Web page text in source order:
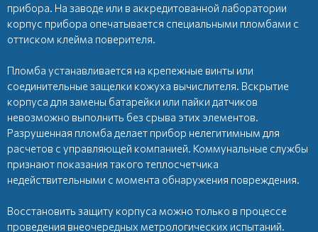
прибора. На заводе или в аккредитованной лаборатории
корпус прибора опечатывается специальными пломбами с
оттиском клейма поверителя.
Пломба устанавливается на крепежные винты или
соединительные защелки кожуха вычислителя. Вскрытие
корпуса для замены батарейки или пайки датчиков
невозможно выполнить без срыва этих элементов.
Разрушенная пломба делает прибор нелегитимным для
расчетов с управляющей компанией. Коммунальные службы
признают показания такого теплосчетчика
недействительными с момента обнаружения повреждения.
Восстановить защиту корпуса можно только в процессе
проведения внеочередных метрологических испытаний.